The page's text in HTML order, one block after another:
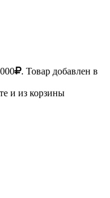
. Товар добавлен в
и из корзины